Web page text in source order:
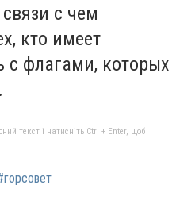
с чем
кто имеет
с флагами, которых
текст і натисніть Ctrl + Enter, щоб